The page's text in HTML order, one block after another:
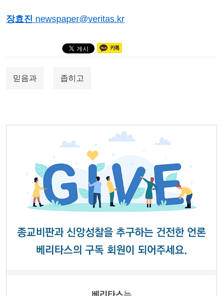
장효진 newspaper@veritas.kr
믿음과 좁히고